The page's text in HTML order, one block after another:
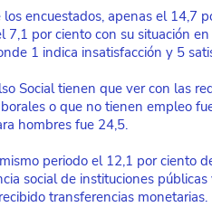
encuestados, apenas el 14,7
por ciento con su situación
1 indica insatisfacción y 5
Social tienen que ver con las
o que no tienen empleo
hombres fue 24,5.
periodo el 12,1 por ciento
social de instituciones
transferencias monetarias.